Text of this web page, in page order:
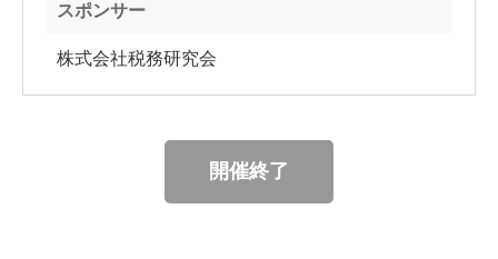
スポンサー
株式会社税務研究会
開催終了